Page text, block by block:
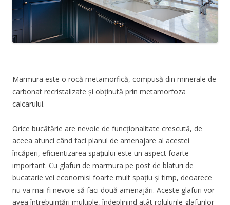
Marmura este o rocă metamorfică, compusă din minerale de
carbonat recristalizate și obținută prin metamorfoza
calcarului.
Orice bucătărie are nevoie de funcționalitate crescută, de
aceea atunci când faci planul de amenajare al acestei
încăperi, eficientizarea spațiului este un aspect foarte
important. Cu glafuri de marmura pe post de blaturi de
bucatarie vei economisi foarte mult spațiu și timp, deoarece
nu va mai fi nevoie să faci două amenajări. Aceste glafuri vor
avea întrebuințări multiple, îndeplinind atât rolulurile glafurilor